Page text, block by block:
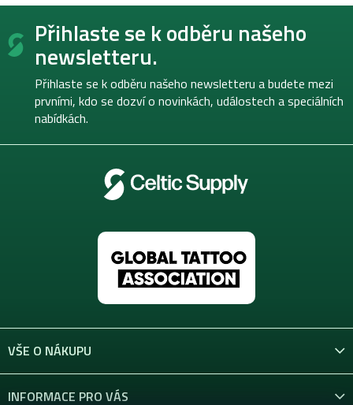
Z
Přihlaste se k odběru našeho
newsletteru.
Přihlaste se k odběru našeho newsletteru a budete mezi
prvními, kdo se dozví o novinkách, událostech a speciálních
nabídkách.
VŠE O NÁKUPU
INFORMACE PRO VÁS